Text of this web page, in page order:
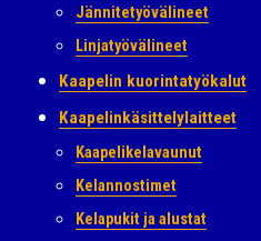
Jännitetyövälineet
Linjatyövälineet
Kaapelin kuorintatyökalut
Kaapelinkäsittelylaitteet
Kaapelikelavaunut
Kelannostimet
Kelapukit ja alustat